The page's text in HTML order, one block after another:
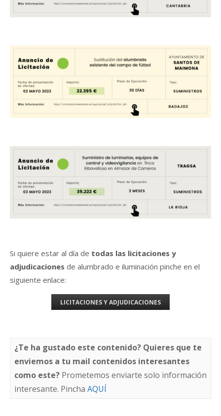
Si quiere estar al día de todas las licitaciones y
adjudicaciones de alumbrado e iluminación pinche en el
siguiente enlace:
LICITACIONES Y ADJUDICACIONES
¿Te ha gustado este contenido? Quieres que te
enviemos a tu mail contenidos interesantes
como este? Prometemos enviarte solo información
interesante. Pincha AQUÍ